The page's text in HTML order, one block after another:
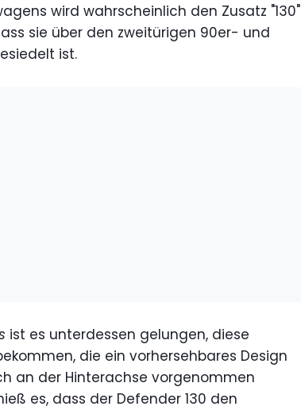
wird wahrscheinlich den Zusatz "130"
sie über den zweitürigen 90er- und
ist.
ist es unterdessen gelungen, diese
die ein vorhersehbares Design
an der Hinterachse vorgenommen
es, dass der Defender 130 den